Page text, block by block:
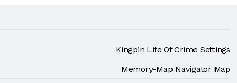
Kingpin Life Of Crime Settings
Memory-Map Navigator Map